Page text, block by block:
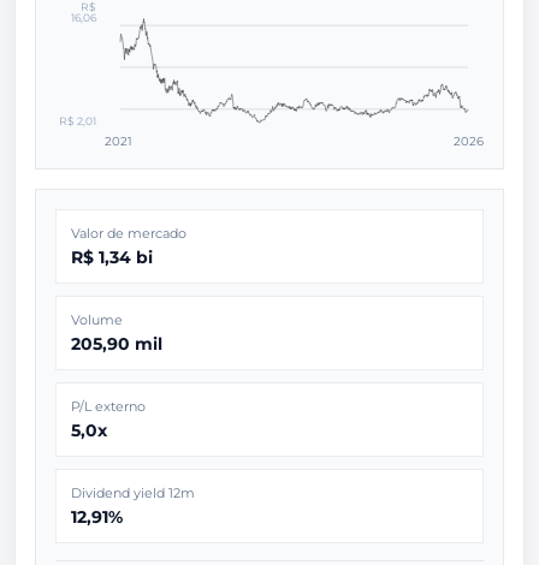
R$
16,06
R$ 2,01
2021 2026
Valor de mercado
R$ 1,34 bi
Volume
205,90 mil
P/L externo
5,0x
Dividend yield 12m
12,91%